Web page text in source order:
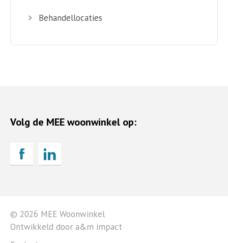
Behandellocaties
Volg de MEE woonwinkel op:
© 2026 MEE Woonwinkel
Ontwikkeld door a&m impact